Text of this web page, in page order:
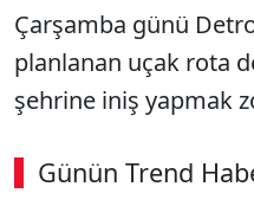
Çarşamba günü
planlanan uçak rota
şehrine iniş yapmak
Günün Trend